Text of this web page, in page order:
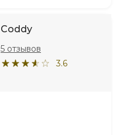
Coddy
3.6
5 отзывов